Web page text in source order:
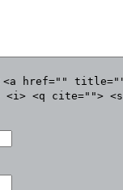
<a href=""
<i> <q cite="">